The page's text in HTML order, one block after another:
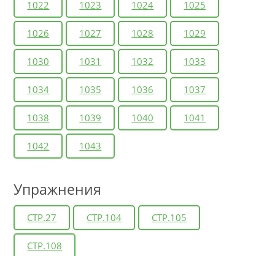
1022 1023 1024 1025
1026 1027 1028 1029
1030 1031 1032 1033
1034 1035 1036 1037
1038 1039 1040 1041
1042 1043
Упражнения
СТР.27 СТР.104 СТР.105
СТР.108